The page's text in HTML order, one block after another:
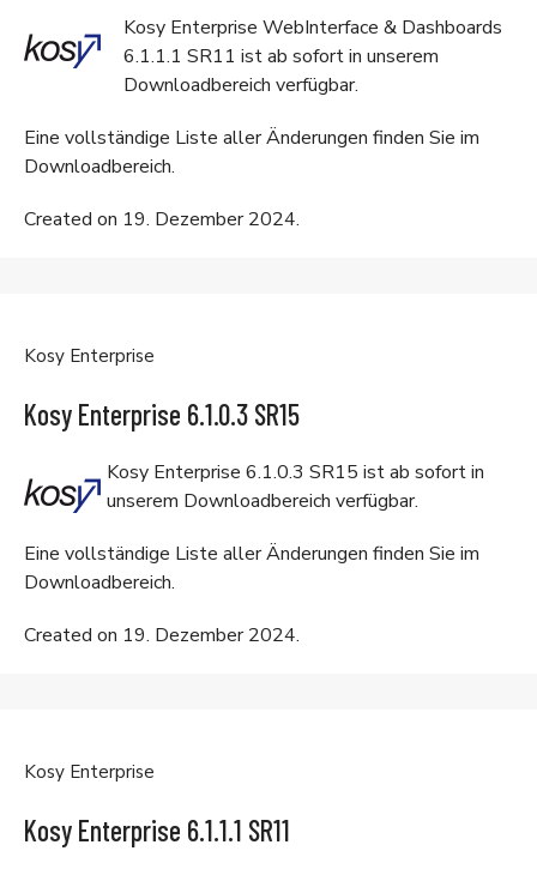
Kosy Enterprise WebInterface & Dashboards
6.1.1.1 SR11 ist ab sofort in unserem
Downloadbereich verfügbar.
Eine vollständige Liste aller Änderungen finden Sie im
Downloadbereich.
Created on 19. Dezember 2024.
Kosy Enterprise
Kosy Enterprise 6.1.0.3 SR15
Kosy Enterprise 6.1.0.3 SR15 ist ab sofort in
unserem Downloadbereich verfügbar.
Eine vollständige Liste aller Änderungen finden Sie im
Downloadbereich.
Created on 19. Dezember 2024.
Kosy Enterprise
Kosy Enterprise 6.1.1.1 SR11